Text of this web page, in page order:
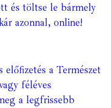
és töltse le bármely
azonnal, online!
előfizetés a Természet
féléves
a legfrissebb